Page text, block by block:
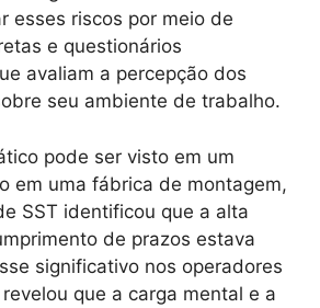
esses riscos por meio de
e questionários
avaliam a percepção dos
seu ambiente de trabalho.
pode ser visto em um
em uma fábrica de montagem,
SST identificou que a alta
de prazos estava
significativo nos operadores
que a carga mental e a